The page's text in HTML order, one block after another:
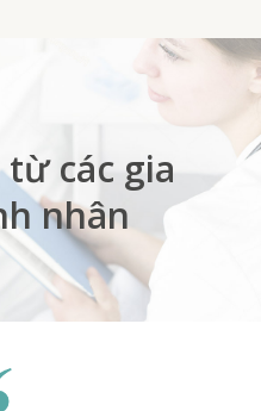
các gia
nhân